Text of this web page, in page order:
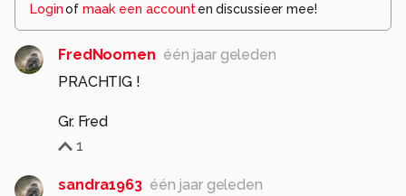
Loginof maak een account en discussieer mee!
FredNoomen één jaar geleden
PRACHTIG !
Gr. Fred
1
sandra1963 één jaar geleden